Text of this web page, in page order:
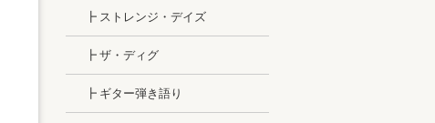
┣ ストレンジ・デイズ
┣ ザ・ディグ
┣ ギター弾き語り